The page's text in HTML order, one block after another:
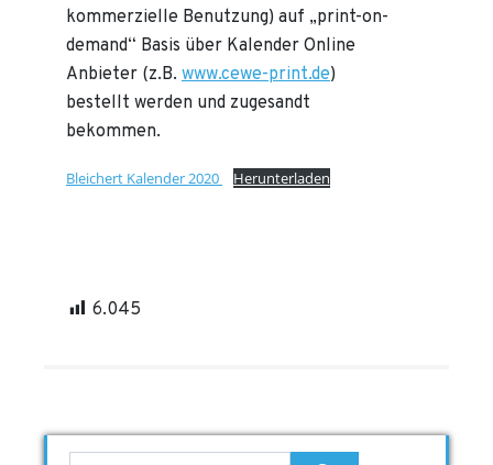
kommerzielle Benutzung) auf „print-on-
demand“ Basis über Kalender Online
Anbieter (z.B. www.cewe-print.de)
bestellt werden und zugesandt
bekommen.
Bleichert Kalender 2020 Herunterladen
6.045